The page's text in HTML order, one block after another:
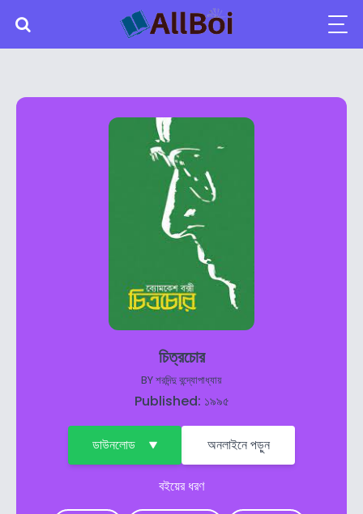
চিত্রচোর
BYশরদিন্দু বন্দ্যোপাধ্যায়
Published: ১৯৯৫
ডাউনলোড অনলাইনে পড়ুন
বইয়ের ধরণ